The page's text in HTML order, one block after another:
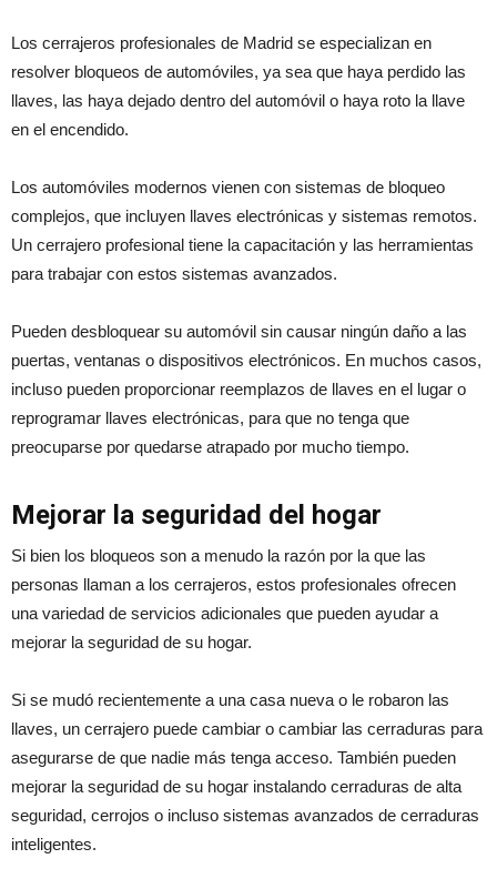
Los cerrajeros profesionales de Madrid se especializan en
resolver bloqueos de automóviles, ya sea que haya perdido las
llaves, las haya dejado dentro del automóvil o haya roto la llave
en el encendido.
Los automóviles modernos vienen con sistemas de bloqueo
complejos, que incluyen llaves electrónicas y sistemas remotos.
Un cerrajero profesional tiene la capacitación y las herramientas
para trabajar con estos sistemas avanzados.
Pueden desbloquear su automóvil sin causar ningún daño a las
puertas, ventanas o dispositivos electrónicos. En muchos casos,
incluso pueden proporcionar reemplazos de llaves en el lugar o
reprogramar llaves electrónicas, para que no tenga que
preocuparse por quedarse atrapado por mucho tiempo.
Mejorar la seguridad del hogar
Si bien los bloqueos son a menudo la razón por la que las
personas llaman a los cerrajeros, estos profesionales ofrecen
una variedad de servicios adicionales que pueden ayudar a
mejorar la seguridad de su hogar.
Si se mudó recientemente a una casa nueva o le robaron las
llaves, un cerrajero puede cambiar o cambiar las cerraduras para
asegurarse de que nadie más tenga acceso. También pueden
mejorar la seguridad de su hogar instalando cerraduras de alta
seguridad, cerrojos o incluso sistemas avanzados de cerraduras
inteligentes.